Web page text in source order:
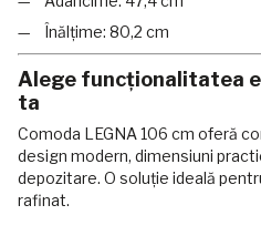
Înălțime: 80,2 cm
Alege funcționalitatea
ta
Comoda LEGNA 106 cm oferă
design modern, dimensiuni
depozitare. O soluție ideală
rafinat.